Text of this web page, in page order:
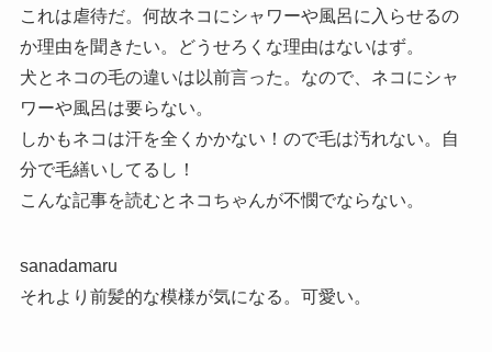
これは虐待だ。何故ネコにシャワーや風呂に入らせるの
か理由を聞きたい。どうせろくな理由はないはず。
犬とネコの毛の違いは以前言った。なので、ネコにシャ
ワーや風呂は要らない。
しかもネコは汗を全くかかない！ので毛は汚れない。自
分で毛繕いしてるし！
こんな記事を読むとネコちゃんが不憫でならない。
sanadamaru
それより前髪的な模様が気になる。可愛い。